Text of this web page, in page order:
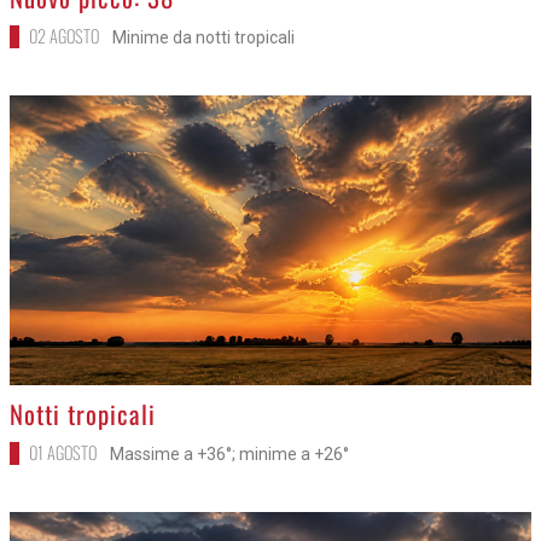
02 AGOSTO Minime da notti tropicali
>
Notti tropicali
01 AGOSTO Massime a +36°; minime a +26°